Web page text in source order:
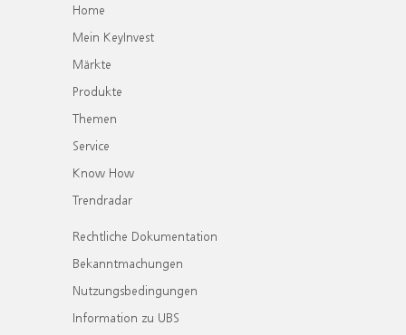
Home
Mein KeyInvest
Märkte
Produkte
Themen
Service
Know How
Trendradar
Rechtliche Dokumentation
Bekanntmachungen
Nutzungsbedingungen
Information zu UBS